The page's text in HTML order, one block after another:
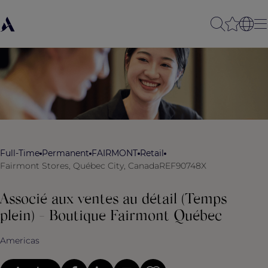
Full-Time Permanent FAIRMONT Retail
Fairmont Stores, Québec City, CanadaREF90748X
Associé aux ventes au détail (Temps
plein) - Boutique Fairmont Québec
Americas